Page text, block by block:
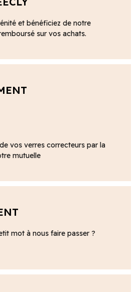
et bénéficiez de notre
sur vos achats.
vos verres correcteurs par la
mutuelle
mot à nous faire passer ?